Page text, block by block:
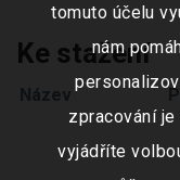
Ke stažení
Název
tomuto účelu
nám
zpracování
vyjádříte